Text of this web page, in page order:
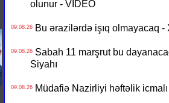
olunur - VİDEO
09.08.26Bu ərazilərdə işıq olmayacaq
09.08.26Sabah 11 marşrut bu
Siyahı
09.08.26Müdafiə Nazirliyi həftəlik